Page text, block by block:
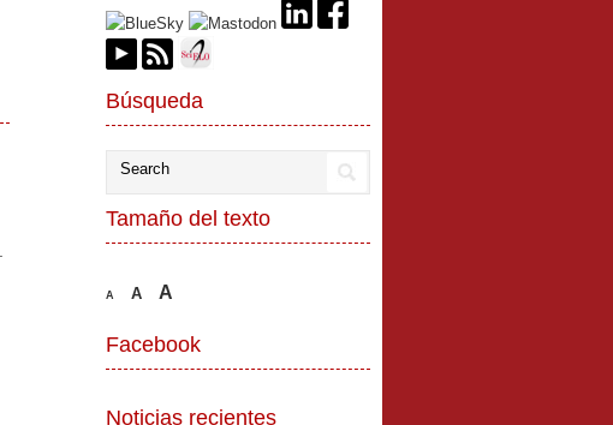
Búsqueda
Tamaño del texto
A A A
Facebook
Noticias recientes